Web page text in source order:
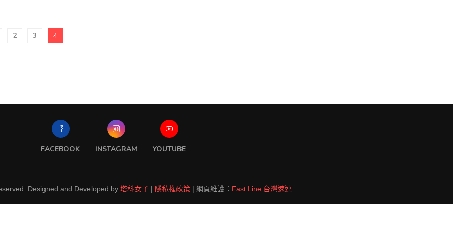
2 3 4
FACEBOOK INSTAGRAM YOUTUBE
Designed and Developed by 塔科女子| 隱私權政策| 網頁維護： Fast Line 台灣速連